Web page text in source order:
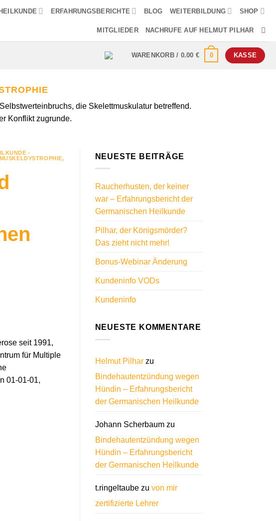
ERFAHRUNGSBERICHTE BLOG WEITERBILDUNG SHOP
MITGLIEDER NACHRUFE AUF HELMUT PILHAR
WARENKORB / 0.00 € 0 KASSE
die Skelettmuskulatur betreffend.
Konflikt zugrunde.
-
MUSKELDYSTROPHIE,
seit 1991,
für Multiple
01-01-01,
NEUESTE BEITRÄGE
Raucherhusten, der keiner
war – Erfahrungsbericht der
Germanischen Heilkunde
Pilhar, der Königsmörder?
Das zieht nicht mehr!
Bonus-Webinar Änderung
Kundeninfo VODs
Kundeninfo
NEUESTE KOMMENTARE
Helmut Pilharzu
Bindehautentzündung wegen
Hündin – Erfahrungsbericht
der Germanischen Heilkunde
Johann Scherbaumzu
Bindehautentzündung wegen
Hündin – Erfahrungsbericht
der Germanischen Heilkunde
t.ringeltaubezu von mir
zertifizierte Lehrer